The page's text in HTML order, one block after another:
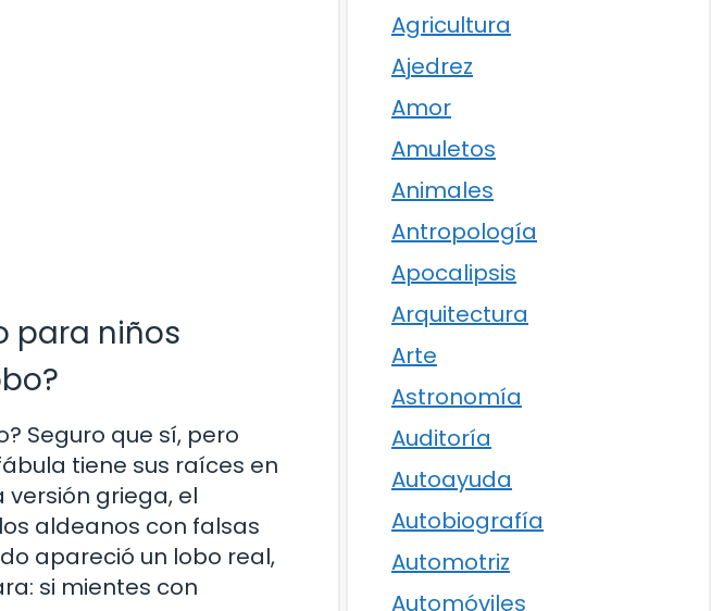
para niños
Seguro que sí, pero
tiene sus raíces en
griega, el
aldeanos con falsas
apareció un lobo real,
si mientes con
Agricultura
Ajedrez
Amor
Amuletos
Animales
Antropología
Apocalipsis
Arquitectura
Arte
Astronomía
Auditoría
Autoayuda
Autobiografía
Automotriz
Automóviles